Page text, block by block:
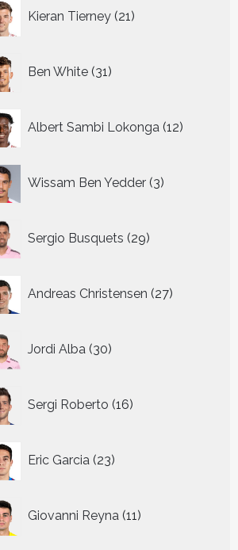
Kieran Tierney 21
producten
Ben White 31
producten
Albert Sambi Lokonga 12
Wissam Ben Yedder 3
producten
Sergio Busquets 29
producten
Andreas Christensen 27
producten
Jordi Alba 30
producten
Sergi Roberto 16
producten
Eric Garcia 23
producten
Giovanni Reyna 11
producten